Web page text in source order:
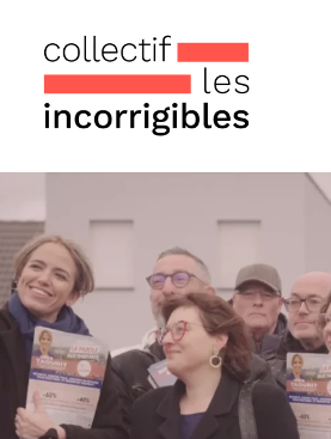
Accueil
Le collectif
Nos actualités
Notre « Incolettre » mensuelle